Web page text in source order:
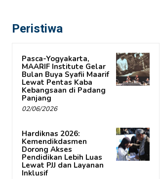
Peristiwa
Pasca-Yogyakarta,
MAARIF Institute Gelar
Bulan Buya Syafii Maarif
Lewat Pentas Kaba
Kebangsaan di Padang
Panjang
02/06/2026
Hardiknas 2026:
Kemendikdasmen
Dorong Akses
Pendidikan Lebih Luas
Lewat PJJ dan Layanan
Inklusif